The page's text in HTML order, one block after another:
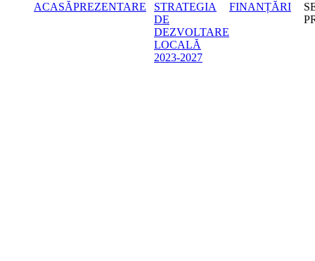
ACASĂPREZENTARE
STRATEGIA
DE
DEZVOLTARE
LOCALĂ
2023-2027
FINANȚĂRI